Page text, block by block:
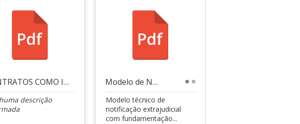
CONTRATOS COMO INSTRUMENTO DE SEGURANÇA JURÍDICA
descrição
Modelo de Notificação Extrajudicial Jurídica
Modelo técnico de
notificação extrajudicial
com fundamentação...